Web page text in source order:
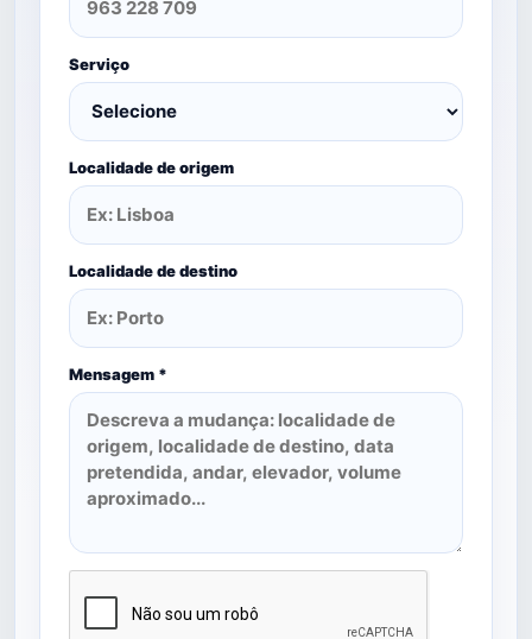
Serviço
Localidade de origem
Localidade de destino
Mensagem *